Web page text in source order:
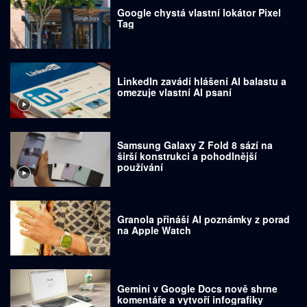
Google chystá vlastní lokátor Pixel
Tag
LinkedIn zavádí hlášení AI balastu a
omezuje vlastní AI psaní
Samsung Galaxy Z Fold 8 sází na
širší konstrukci a pohodlnější
používání
Granola přináší AI poznámky z porad
na Apple Watch
Gemini v Google Docs nově shrne
komentáře a vytvoří infografiky